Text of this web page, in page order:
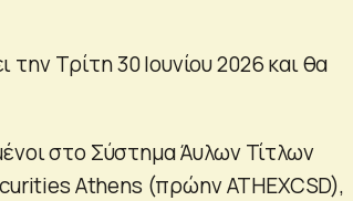
Τρίτη 30 Ιουνίου 2026 και θα
στο Σύστημα Άυλων Τίτλων
Athens (πρώην ATHEXCSD),